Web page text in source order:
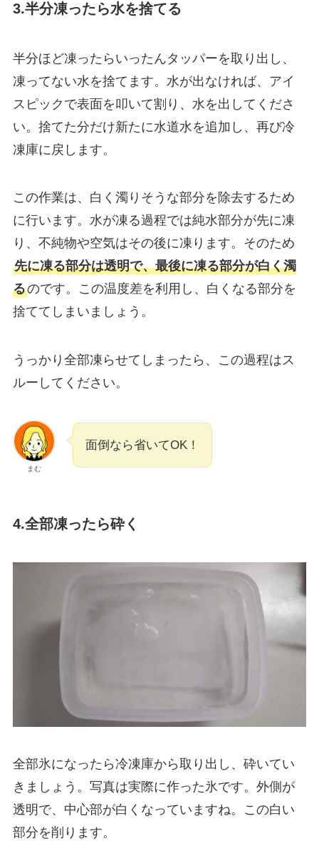
3.半分凍ったら水を捨てる
半分ほど凍ったらいったんタッパーを取り出し、
凍ってない水を捨てます。水が出なければ、アイ
スピックで表面を叩いて割り、水を出してくださ
い。捨てた分だけ新たに水道水を追加し、再び冷
凍庫に戻します。
この作業は、白く濁りそうな部分を除去するため
に行います。水が凍る過程では純水部分が先に凍
り、不純物や空気はその後に凍ります。そのため
先に凍る部分は透明で、最後に凍る部分が白く濁
るのです。この温度差を利用し、白くなる部分を
捨ててしまいましょう。
うっかり全部凍らせてしまったら、この過程はス
ルーしてください。
まむ
面倒なら省いてOK！
4.全部凍ったら砕く
全部氷になったら冷凍庫から取り出し、砕いてい
きましょう。写真は実際に作った氷です。外側が
透明で、中心部が白くなっていますね。この白い
部分を削ります。